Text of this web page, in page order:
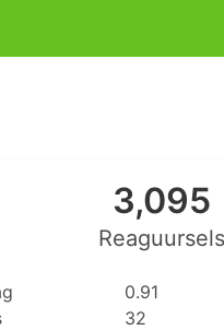
3,095
Reaguursels
0.91
32